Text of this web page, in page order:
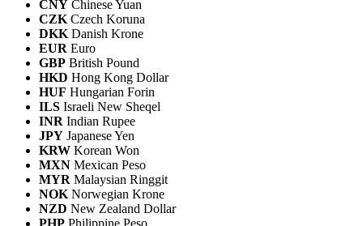
CNY Chinese Yuan
CZK Czech Koruna
DKK Danish Krone
EUR Euro
GBP British Pound
HKD Hong Kong Dollar
HUF Hungarian Forin
ILS Israeli New Sheqel
INR Indian Rupee
JPY Japanese Yen
KRW Korean Won
MXN Mexican Peso
MYR Malaysian Ringgit
NOK Norwegian Krone
NZD New Zealand Dollar
PHP Philippine Peso